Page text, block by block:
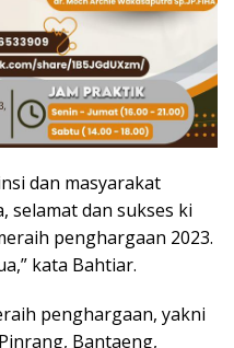
dan masyarakat
selamat dan sukses ki
penghargaan 2023.
kata Bahtiar.
penghargaan, yakni
Bantaeng,